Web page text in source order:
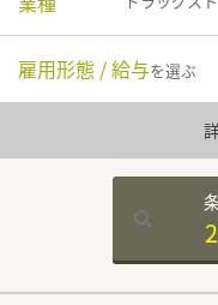
雇用形態 / 給与を選ぶ
2